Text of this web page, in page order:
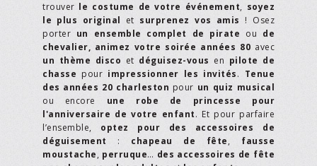
trouver le costume de votre événement, soyez
le plus original et surprenez vos amis ! Osez
porter un ensemble complet de pirate ou de
chevalier, animez votre soirée années 80 avec
un thème disco et déguisez-vous en pilote de
chasse pour impressionner les invités. Tenue
des années 20 charleston pour un quiz musical
ou encore une robe de princesse pour
l'anniversaire de votre enfant. Et pour parfaire
l’ensemble, optez pour des accessoires de
déguisement : chapeau de fête, fausse
moustache, perruque… des accessoires de fête